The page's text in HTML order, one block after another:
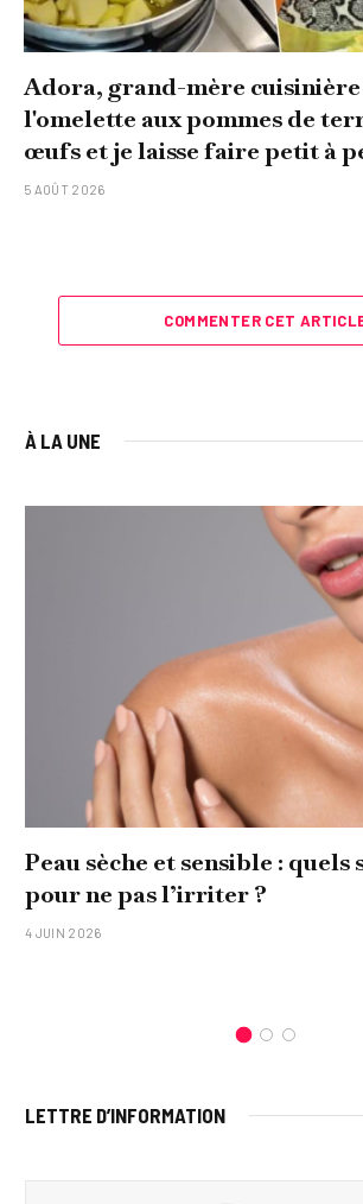
Adora, grand-mère cuisinière
l'omelette aux pommes de
œufs et je laisse faire petit à
5 AOÛT 2026
COMMENTER CET
À LA UNE
Peau sèche et sensible :
pour ne pas l’irriter ?
4 JUIN 2026
LETTRE D’INFORMATION